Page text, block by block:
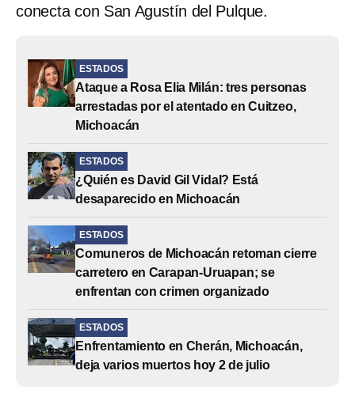
conecta con San Agustín del Pulque.
ESTADOS
Ataque a Rosa Elia Milán: tres personas
arrestadas por el atentado en Cuitzeo,
Michoacán
ESTADOS
¿Quién es David Gil Vidal? Está
desaparecido en Michoacán
ESTADOS
Comuneros de Michoacán retoman cierre
carretero en Carapan-Uruapan; se
enfrentan con crimen organizado
ESTADOS
Enfrentamiento en Cherán, Michoacán,
deja varios muertos hoy 2 de julio